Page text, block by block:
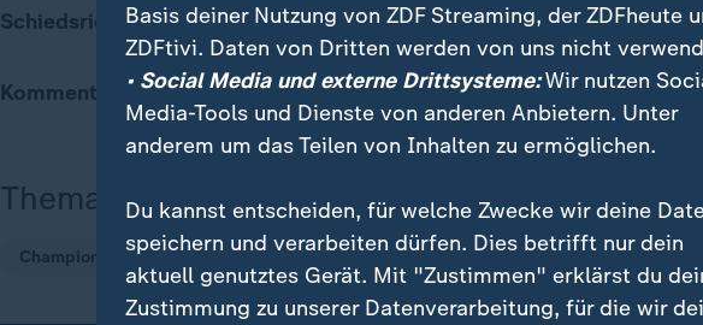
Schiedsrichter: Benoît Bastien (Frankreich)
Kommentator : Daniel Gahn
Thema
Champions League
Basis deiner Nutzung von ZDF Streaming, der ZDFheute
ZDFtivi. Daten von Dritten werden von uns nicht
• Social Media und externe Drittsysteme:Wir nutzen
Media-Tools und Dienste von anderen Anbietern. Unter
anderem um das Teilen von Inhalten zu ermöglichen.
Du kannst entscheiden, für welche Zwecke wir deine
speichern und verarbeiten dürfen. Dies betrifft nur dein
aktuell genutztes Gerät. Mit "Zustimmen" erklärst du
Zustimmung zu unserer Datenverarbeitung, für die wir